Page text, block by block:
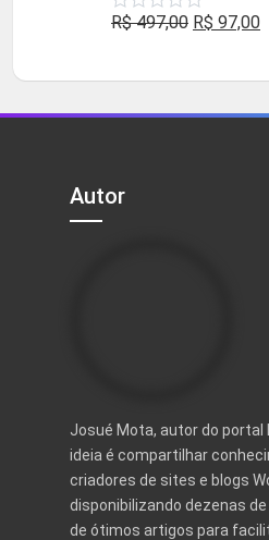
Avaliação
5
R$497,00 O
original
era:
R$ 97,00O
Autor
Josué Mota, autor do portal
ideia é compartilhar
criadores de sites e blogs
disponibilizando dezenas
de ótimos artigos para